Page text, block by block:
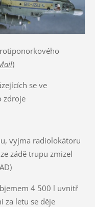
)
se ve
zdroje
vyjma radiolokátoru
zádě trupu zmizel
4 500 l uvnitř
za letu se děje